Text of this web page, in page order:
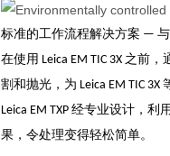
标准的工作流程解决方案 — 与
在使用 Leica EM TIC 3X 之前
割和抛光，为 Leica EM TIC
Leica EM TXP 经专业设计，
果，令处理变得轻松简单。